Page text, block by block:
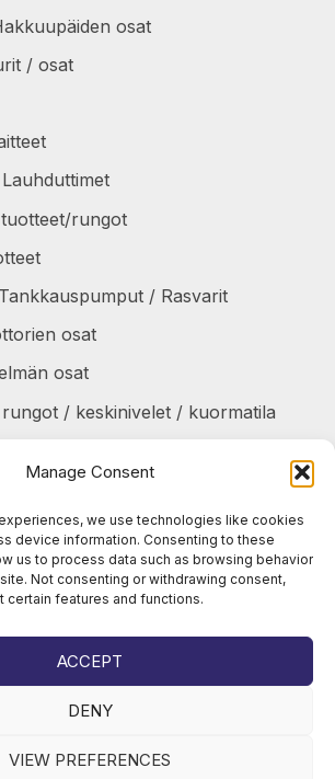
Manage Consent
we use technologies like cookies
device information. Consenting to these
us to process data such as browsing behavior
Not consenting or withdrawing consent,
features and functions.
ACCEPT
DENY
VIEW PREFERENCES
osat
/ osat
rungot
/ Rasvarit
osat
osat
/ keskinivelet / kuormatila
/ portaat
/ osat